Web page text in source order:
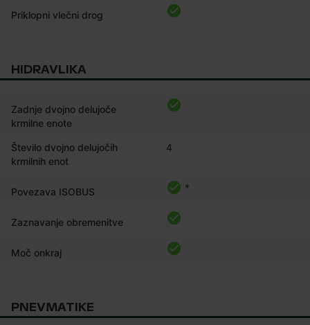
Priklopni vlečni drog
HIDRAVLIKA
Zadnje dvojno delujoče
krmilne enote
Število dvojno delujočih
krmilnih enot
4
Povezava ISOBUS *
Zaznavanje obremenitve
Moč onkraj
PNEVMATIKE